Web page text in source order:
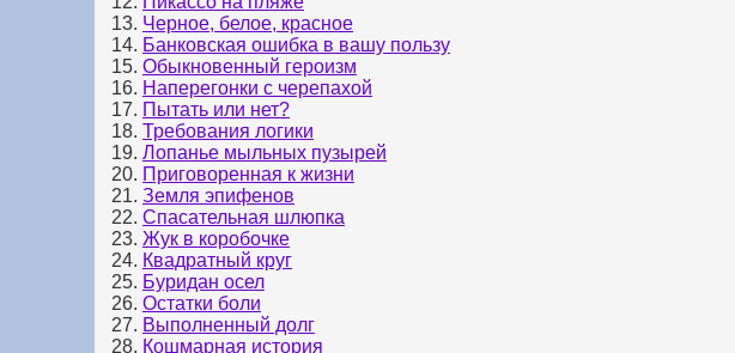
13. Черное, белое, красное
14. Банковская ошибка в вашу пользу
15. Обыкновенный героизм
16. Наперегонки с черепахой
17. Пытать или нет?
18. Требования логики
19. Лопанье мыльных пузырей
20. Приговоренная к жизни
21. Земля эпифенов
22. Спасательная шлюпка
23. Жук в коробочке
24. Квадратный круг
25. Буридан осел
26. Остатки боли
27. Выполненный долг
28. Кошмарная история